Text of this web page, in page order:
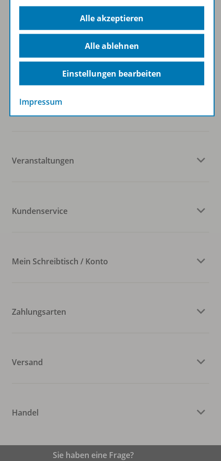
Folgen Sie uns auf Social Media
Westermann Gruppe
Veranstaltungen
Kundenservice
Mein Schreibtisch / Konto
Zahlungsarten
Versand
Handel
Sie haben eine Frage?
Alle akzeptieren
Alle ablehnen
Einstellungen bearbeiten
Impressum